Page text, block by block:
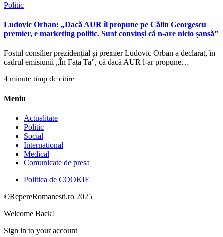
Politic
Ludovic Orban: „Dacă AUR îl propune pe Călin Georgescu
premier, e marketing politic. Sunt convinși că n-are nicio șansă”
Fostul consilier prezidențial și premier Ludovic Orban a declarat, în
cadrul emisiunii „În Fața Ta”, că dacă AUR l-ar propune…
4 minute timp de citire
Meniu
Actualitate
Politic
Social
International
Medical
Comunicate de presa
Politica de COOKIE
©RepereRomanesti.ro 2025
Welcome Back!
Sign in to your account